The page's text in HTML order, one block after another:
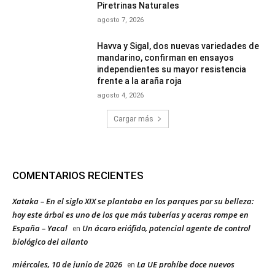
Piretrinas Naturales
agosto 7, 2026
Havva y Sigal, dos nuevas variedades de
mandarino, confirman en ensayos
independientes su mayor resistencia
frente a la araña roja
agosto 4, 2026
Cargar más
COMENTARIOS RECIENTES
Xataka – En el siglo XIX se plantaba en los parques por su belleza:
hoy este árbol es uno de los que más tuberías y aceras rompe en
España – Yacal
en Un ácaro eriófido, potencial agente de control
biológico del ailanto
miércoles, 10 de junio de 2026 en La UE prohíbe doce nuevos